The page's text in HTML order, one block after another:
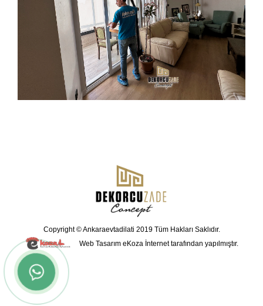
Copyright © Ankaraevtadilati 2019 Tüm Hakları Saklıdır.
Web TasarımeKoza İnternet tarafından yapılmıştır.